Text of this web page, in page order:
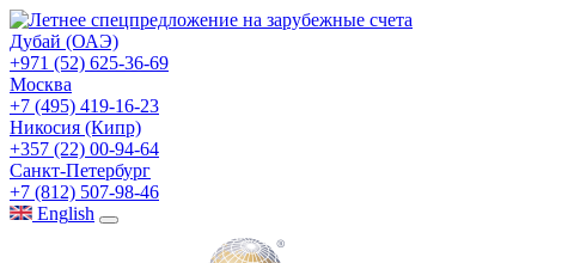
Дубай (ОАЭ)
+971 (52) 625-36-69
Москва
+7 (495) 419-16-23
Никосия (Кипр)
+357 (22) 00-94-64
Санкт-Петербург
+7 (812) 507-98-46
English